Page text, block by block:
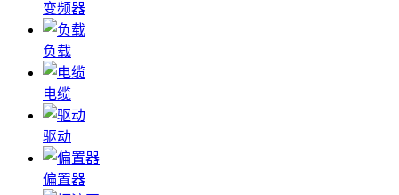
变频器
负载
电缆
驱动
偏置器